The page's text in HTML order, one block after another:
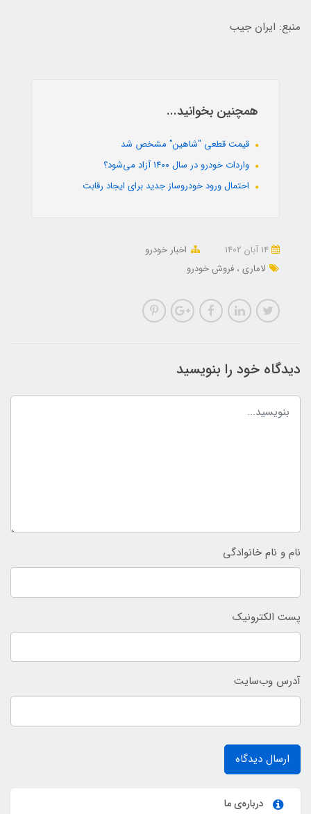
منبع: ایران جیب
همچنین بخوانید...
قیمت قطعی "شاهین" مشخص شد
واردات خودرو در سال ۱۴۰۰ آزاد می‌شود؟
احتمال ورود خودروساز جدید برای ایجاد رقابت
اخبار خودرو
لاماری فروش خودرو
دیدگاه خود را بنویسید
نام و نام خانوادگی
پست الکترونیک
آدرس وب‌سایت
ارسال دیدگاه
درباره‌ی ما